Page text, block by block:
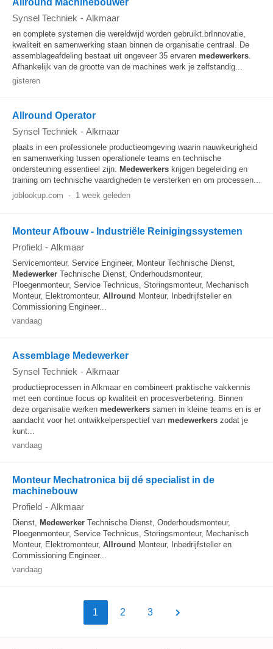
Allround Machinebouwer
Synsel Techniek - Alkmaar
en complete systemen die wereldwijd worden gebruikt.brInnovatie,
kwaliteit en samenwerking staan binnen de organisatie centraal. De
assemblageafdeling bestaat uit ongeveer 35 ervaren medewerkers.
Afhankelijk van de grootte van de machines werk je zelfstandig...
gisteren
Allround Operator
Synsel Techniek - Alkmaar
plaats in een professionele productieomgeving waarin nauwkeurigheid
en samenwerking tussen operationele teams en technische
ondersteuning essentieel zijn. Medewerkers krijgen begeleiding en
training om technische vaardigheden te versterken en om processen...
joblookup.com - 1 week geleden
Monteur Afbouw - Industriële Reinigingssystemen
Profield - Alkmaar
Servicemonteur, Service Engineer, Monteur Technische Dienst,
Medewerker Technische Dienst, Onderhoudsmonteur,
Ploegenmonteur, Service Technicus, Storingsmonteur, Mechanisch
Monteur, Elektromonteur, Allround Monteur, Inbedrijfsteller en
Commissioning Engineer...
vandaag
Assemblage Medewerker
Synsel Techniek - Alkmaar
productieprocessen in Alkmaar en combineert praktische vakkennis
met een continue focus op kwaliteit en procesverbetering. Binnen
deze organisatie werken medewerkers samen in kleine teams en is er
aandacht voor het ontwikkelperspectief van medewerkers zodat je
kunt...
vandaag
Monteur Mechatronica bij dé specialist in de
machinebouw
Profield - Alkmaar
Dienst, Medewerker Technische Dienst, Onderhoudsmonteur,
Ploegenmonteur, Service Technicus, Storingsmonteur, Mechanisch
Monteur, Elektromonteur, Allround Monteur, Inbedrijfsteller en
Commissioning Engineer...
vandaag
1 2 3